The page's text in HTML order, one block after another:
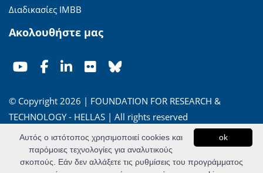
Διαδικασίες ΙΜΒΒ
Ακολουθήστε μας
© Copyright 2026 | FOUNDATION FOR RESEARCH &
TECHNOLOGY - HELLAS | All rights reserved
'Οροι Χρήσης|Πολιτική Απορρήτου
Powered byApogee Information Systems
ok
Αυτός ο ιστότοπος χρησιμοποιεί cookies και
παρόμοιες τεχνολογίες για αναλυτικούς
σκοπούς. Εάν δεν αλλάξετε τις ρυθμίσεις του προγράμματος